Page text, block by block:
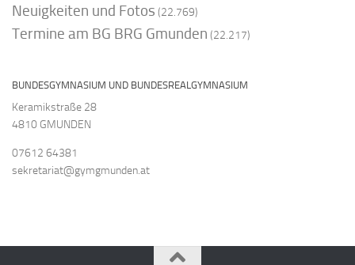
Neuigkeiten und Fotos (22.769)
Termine am BG BRG Gmunden (22.217)
BUNDESGYMNASIUM UND BUNDESREALGYMNASIUM
Keramikstraße 28
4810 GMUNDEN
07612 64381
sekretariat@gymgmunden.at